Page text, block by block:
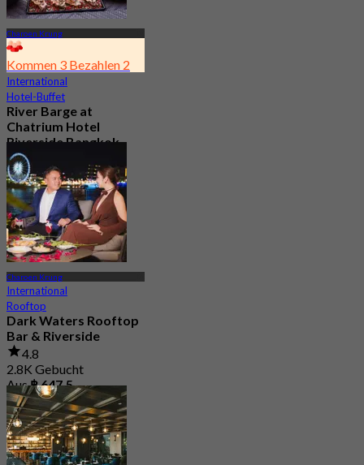
Charoen Krung
Kommen 3 Bezahlen 2
International
Hotel-Buffet
River Barge at
Chatrium Hotel
Riverside Bangkok
4.6
7.6K Gebucht
Aus฿ 990
Charoen Krung
International
Rooftop
Dark Waters Rooftop
Bar & Riverside
4.8
2.8K Gebucht
Aus฿ 647.5